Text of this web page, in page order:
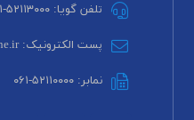
تلفن گویا: ۵۲۱۱۳۰۰۰-۰۶۱
پست الکترونیک: info@petzone.ir
نمابر: ۵۲۱۱۰۰۰۰-۰۶۱